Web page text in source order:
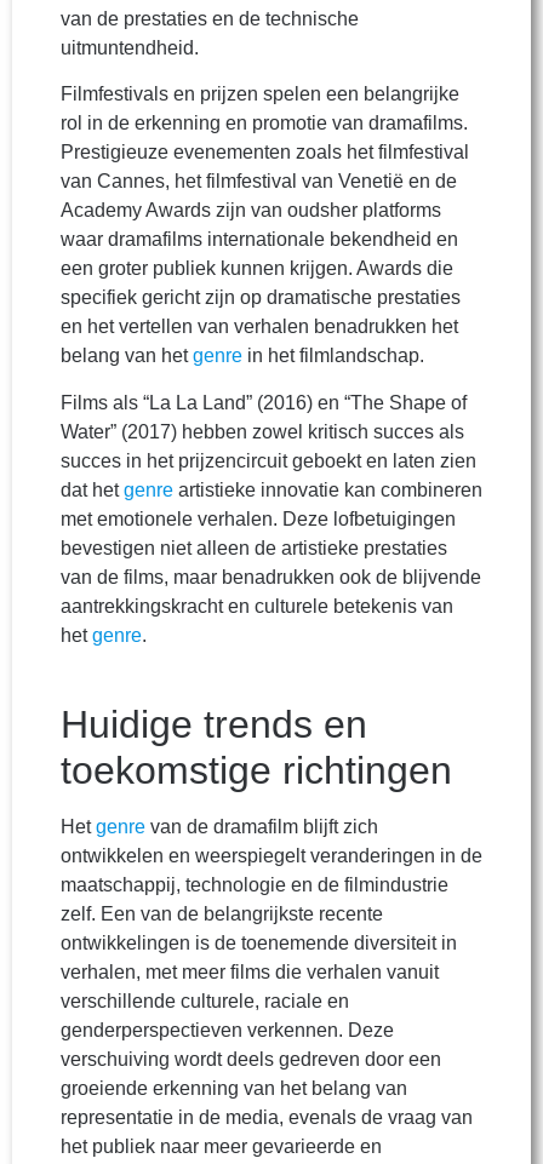
van de prestaties en de technische
uitmuntendheid.
Filmfestivals en prijzen spelen een belangrijke
rol in de erkenning en promotie van dramafilms.
Prestigieuze evenementen zoals het filmfestival
van Cannes, het filmfestival van Venetië en de
Academy Awards zijn van oudsher platforms
waar dramafilms internationale bekendheid en
een groter publiek kunnen krijgen. Awards die
specifiek gericht zijn op dramatische prestaties
en het vertellen van verhalen benadrukken het
belang van hetgenre in het filmlandschap.
Films als “La La Land” (2016) en “The Shape of
Water” (2017) hebben zowel kritisch succes als
succes in het prijzencircuit geboekt en laten zien
dat hetgenre artistieke innovatie kan combineren
met emotionele verhalen. Deze lofbetuigingen
bevestigen niet alleen de artistieke prestaties
van de films, maar benadrukken ook de blijvende
aantrekkingskracht en culturele betekenis van
hetgenre.
Huidige trends en
toekomstige richtingen
Hetgenre van de dramafilm blijft zich
ontwikkelen en weerspiegelt veranderingen in de
maatschappij, technologie en de filmindustrie
zelf. Een van de belangrijkste recente
ontwikkelingen is de toenemende diversiteit in
verhalen, met meer films die verhalen vanuit
verschillende culturele, raciale en
genderperspectieven verkennen. Deze
verschuiving wordt deels gedreven door een
groeiende erkenning van het belang van
representatie in de media, evenals de vraag van
het publiek naar meer gevarieerde en